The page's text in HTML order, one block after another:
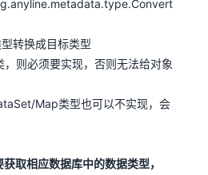
转换成目标类型
则必须要实现，否则无法给对象
Map类型也可以不实现，会
取相应数据库中的数据类型，